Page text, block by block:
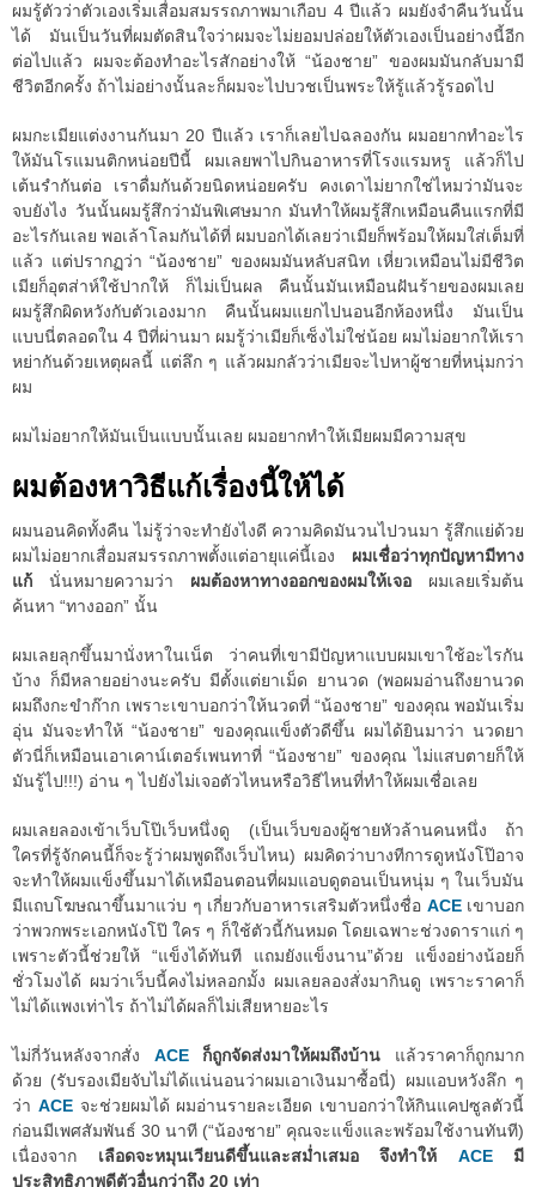
ผมรู้ตัวว่าตัวเองเริ่มเสื่อมสมรรถภาพมาเกือบ 4 ปีแล้ว ผมยังจำคืนวันนั้น
ได้ มันเป็นวันที่ผมตัดสินใจว่าผมจะไม่ยอมปล่อยให้ตัวเองเป็นอย่างนี้อีก
ต่อไปแล้ว ผมจะต้องทำอะไรสักอย่างให้ “น้องชาย” ของผมมันกลับมามี
ชีวิตอีกครั้ง ถ้าไม่อย่างนั้นละก็ผมจะไปบวชเป็นพระให้รู้แล้วรู้รอดไป
ผมกะเมียแต่งงานกันมา 20 ปีแล้ว เราก็เลยไปฉลองกัน ผมอยากทำอะไร
ให้มันโรแมนติกหน่อยปีนี้ ผมเลยพาไปกินอาหารที่โรงแรมหรู แล้วก็ไป
เต้นรำกันต่อ เราดื่มกันด้วยนิดหน่อยครับ คงเดาไม่ยากใช่ไหมว่ามันจะ
จบยังไง วันนั้นผมรู้สึกว่ามันพิเศษมาก มันทำให้ผมรู้สึกเหมือนคืนแรกที่มี
อะไรกันเลย พอเล้าโลมกันได้ที่ ผมบอกได้เลยว่าเมียก็พร้อมให้ผมใส่เต็มที่
แล้ว แต่ปรากฏว่า “น้องชาย” ของผมมันหลับสนิท เหี่ยวเหมือนไม่มีชีวิต
เมียก็อุตส่าห์ใช้ปากให้ ก็ไม่เป็นผล คืนนั้นมันเหมือนฝันร้ายของผมเลย
ผมรู้สึกผิดหวังกับตัวเองมาก คืนนั้นผมแยกไปนอนอีกห้องหนึ่ง มันเป็น
แบบนี่ตลอดใน 4 ปีที่ผ่านมา ผมรู้ว่าเมียก็เซ็งไม่ใช่น้อย ผมไม่อยากให้เรา
หย่ากันด้วยเหตุผลนี้ แต่ลึก ๆ แล้วผมกลัวว่าเมียจะไปหาผู้ชายที่หนุ่มกว่า
ผม
ผมไม่อยากให้มันเป็นแบบนั้นเลย ผมอยากทำให้เมียผมมีความสุข
ผมต้องหาวิธีแก้เรื่องนี้ให้ได้
ผมนอนคิดทั้งคืน ไม่รู้ว่าจะทำยังไงดี ความคิดมันวนไปวนมา รู้สึกแย่ด้วย
ผมไม่อยากเสื่อมสมรรถภาพตั้งแต่อายุแค่นี้เอง ผมเชื่อว่าทุกปัญหามีทาง
แก้ นั่นหมายความว่า ผมต้องหาทางออกของผมให้เจอ ผมเลยเริ่มต้น
ค้นหา “ทางออก” นั้น
ผมเลยลุกขึ้นมานั่งหาในเน็ต ว่าคนที่เขามีปัญหาแบบผมเขาใช้อะไรกัน
บ้าง ก็มีหลายอย่างนะครับ มีตั้งแต่ยาเม็ด ยานวด (พอผมอ่านถึงยานวด
ผมถึงกะขำก๊าก เพราะเขาบอกว่าให้นวดที่ “น้องชาย” ของคุณ พอมันเริ่ม
อุ่น มันจะทำให้ “น้องชาย” ของคุณแข็งตัวดีขึ้น ผมได้ยินมาว่า นวดยา
ตัวนี่ก็เหมือนเอาเคาน์เตอร์เพนทาที่ “น้องชาย” ของคุณ ไม่แสบตายก็ให้
มันรู้ไป!!!) อ่าน ๆ ไปยังไม่เจอตัวไหนหรือวิธีไหนที่ทำให้ผมเชื่อเลย
ผมเลยลองเข้าเว็บโป๊เว็บหนึ่งดู (เป็นเว็บของผู้ชายหัวล้านคนหนึ่ง ถ้า
ใครที่รู้จักคนนี้ก็จะรู้ว่าผมพูดถึงเว็บไหน) ผมคิดว่าบางทีการดูหนังโป๊อาจ
จะทำให้ผมแข็งขึ้นมาได้เหมือนตอนที่ผมแอบดูตอนเป็นหนุ่ม ๆ ในเว็บมัน
มีแถบโฆษณาขึ้นมาแว่บ ๆ เกี่ยวกับอาหารเสริมตัวหนึ่งชื่อ ACEเขาบอก
ว่าพวกพระเอกหนังโป๊ ใคร ๆ ก็ใช้ตัวนี้กันหมด โดยเฉพาะช่วงดาราแก่ ๆ
เพราะตัวนี้ช่วยให้ “แข็งได้ทันที แถมยังแข็งนาน”ด้วย แข็งอย่างน้อยก็
ชั่วโมงได้ ผมว่าเว็บนี้คงไม่หลอกมั้ง ผมเลยลองสั่งมากินดู เพราะราคาก็
ไม่ได้แพงเท่าไร ถ้าไม่ได้ผลก็ไม่เสียหายอะไร
ไม่กี่วันหลังจากสั่ง ACE ก็ถูกจัดส่งมาให้ผมถึงบ้าน แล้วราคาก็ถูกมาก
ด้วย (รับรองเมียจับไม่ได้แน่นอนว่าผมเอาเงินมาซื้อนี่) ผมแอบหวังลึก ๆ
ว่า ACEจะช่วยผมได้ ผมอ่านรายละเอียด เขาบอกว่าให้กินแคปซูลตัวนี้
ก่อนมีเพศสัมพันธ์ 30 นาที (“น้องชาย” คุณจะแข็งและพร้อมใช้งานทันที)
เนื่องจาก เลือดจะหมุนเวียนดีขึ้นและสม่ำเสมอ จึงทำให้ ACEมี
ประสิทธิภาพดีตัวอื่นกว่าถึง 20 เท่า